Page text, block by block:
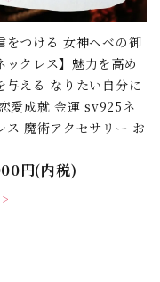
をつける 女神ヘベの御
ックレス】魅力を高め
与える なりたい自分に
愛成就 金運 sv925ネ
ス 魔術アクセサリー お
円(内税)
>